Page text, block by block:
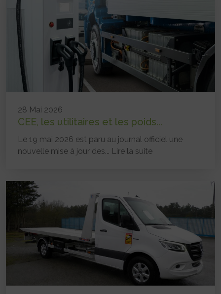
28 Mai 2026
CEE, les utilitaires et les poids...
Le 19 mai 2026 est paru au journal officiel une
nouvelle mise à jour des... Lire la suite